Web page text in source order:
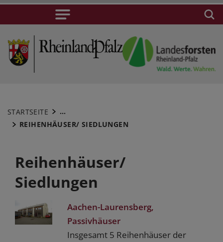
STARTSEITE
...
REIHENHÄUSER/ SIEDLUNGEN
Reihenhäuser/
Siedlungen
Aachen-Laurensberg,
Passivhäuser
Insgesamt 5 Reihenhäuser der